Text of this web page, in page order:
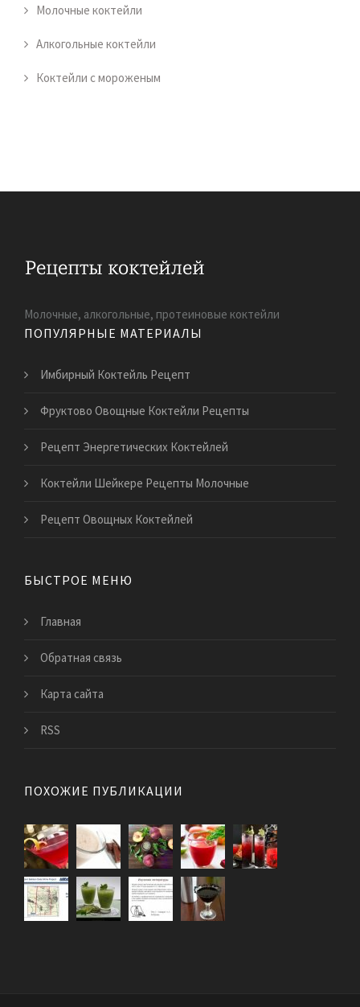
Молочные коктейли
Алкогольные коктейли
Коктейли с мороженым
Молочные, алкогольные, протеиновые коктейли
ПОПУЛЯРНЫЕ МАТЕРИАЛЫ
Имбирный Коктейль Рецепт
Фруктово Овощные Коктейли Рецепты
Рецепт Энергетических Коктейлей
Коктейли Шейкере Рецепты Молочные
Рецепт Овощных Коктейлей
БЫСТРОЕ МЕНЮ
Главная
Обратная связь
Карта сайта
RSS
ПОХОЖИЕ ПУБЛИКАЦИИ